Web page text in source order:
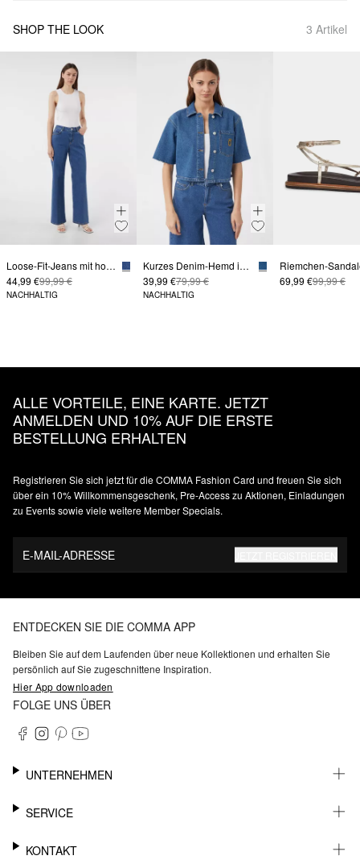
SHOP THE LOOK 3 Artikel
Loose-Fit-Jeans mit hohem Bund
44,99 €99,99 €
NACHHALTIG
Kurzes Denim-Hemd im Boxy Fit
39,99 €79,99 €
NACHHALTIG
69,99 €99,99 €
ALLE VORTEILE, EINE KARTE. JETZT
ANMELDEN UND 10% AUF DIE ERSTE
BESTELLUNG ERHALTEN
Registrieren Sie sich jetzt für die COMMA Fashion Card und freuen Sie sich
über ein 10% Willkommensgeschenk, Pre-Access zu Aktionen, Einladungen
zu Events sowie viele weitere Member Specials.
E-MAIL-ADRESSE
ENTDECKEN SIE DIE COMMA APP
Bleiben Sie auf dem Laufenden über neue Kollektionen und erhalten Sie
persönlich auf Sie zugeschnittene Inspiration.
Hier App downloaden
FOLGE UNS ÜBER
UNTERNEHMEN
KARRIERE
BARRIEREFREIHEIT
SERVICE
WHATSAPP
KONTAKT